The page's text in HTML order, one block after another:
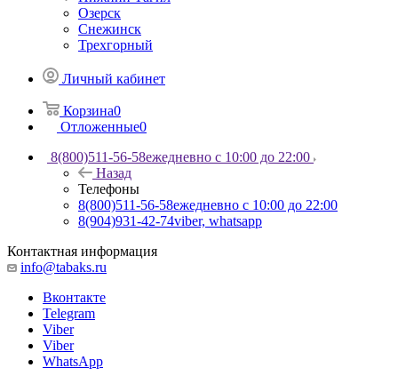
Озерск
Снежинск
Трехгорный
Личный кабинет
Корзина0
Отложенные0
8(800)511-56-58ежедневно с 10:00 до 22:00
Назад
Телефоны
8(800)511-56-58ежедневно с 10:00 до 22:00
8(904)931-42-74viber, whatsapp
Контактная информация
info@tabaks.ru
Вконтакте
Telegram
Viber
Viber
WhatsApp